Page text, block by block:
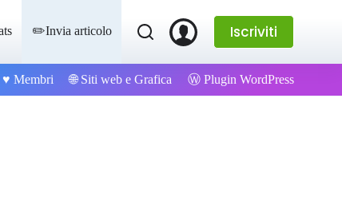
✏️Invia articolo Iscriviti
♥️ Membri 🌐 Siti web e Grafica Ⓦ Plugin WordPress